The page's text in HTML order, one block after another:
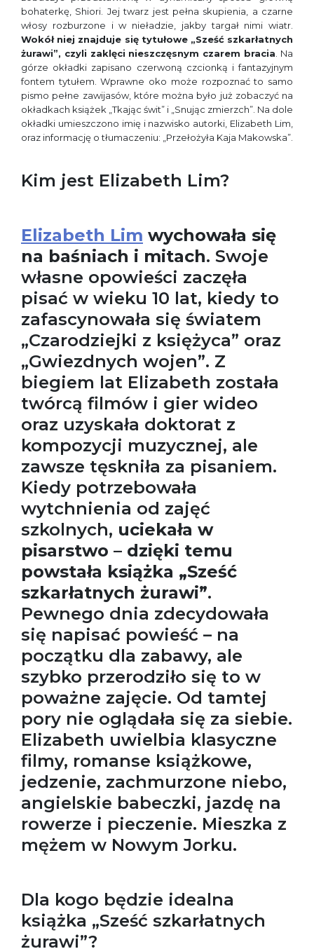
bohaterkę, Shiori. Jej twarz jest pełna skupienia, a czarne
włosy rozburzone i w nieładzie, jakby targał nimi wiatr.
Wokół niej znajduje się tytułowe „Sześć szkarłatnych
żurawi”, czyli zaklęci nieszczęsnym czarem bracia . Na
górze okładki zapisano czerwoną czcionką i fantazyjnym
fontem tytułem. Wprawne oko może rozpoznać to samo
pismo pełne zawijasów, które można było już zobaczyć na
okładkach książek „Tkając świt” i „Snując zmierzch”. Na dole
okładki umieszczono imię i nazwisko autorki, Elizabeth Lim,
oraz informację o tłumaczeniu: „Przełożyła Kaja Makowska”.
Kim jest Elizabeth Lim?
Elizabeth Lim wychowała się
na baśniach i mitach. Swoje
własne opowieści zaczęła
pisać w wieku 10 lat, kiedy to
zafascynowała się światem
„Czarodziejki z księżyca” oraz
„Gwiezdnych wojen”. Z
biegiem lat Elizabeth została
twórcą filmów i gier wideo
oraz uzyskała doktorat z
kompozycji muzycznej, ale
zawsze tęskniła za pisaniem.
Kiedy potrzebowała
wytchnienia od zajęć
szkolnych, uciekała w
pisarstwo – dzięki temu
powstała książka „Sześć
szkarłatnych żurawi”.
Pewnego dnia zdecydowała
się napisać powieść – na
początku dla zabawy, ale
szybko przerodziło się to w
poważne zajęcie. Od tamtej
pory nie oglądała się za siebie.
Elizabeth uwielbia klasyczne
filmy, romanse książkowe,
jedzenie, zachmurzone niebo,
angielskie babeczki, jazdę na
rowerze i pieczenie. Mieszka z
mężem w Nowym Jorku.
Dla kogo będzie idealna
książka „Sześć szkarłatnych
żurawi”?